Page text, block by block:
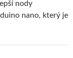
nody
nano, který je